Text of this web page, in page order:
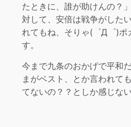
たときに、誰が助けんの？
対して、安倍は戦争がした
れてもね、そりゃ(゜Д゜)ポ
す。
今まで九条のおかげで平和
まがベスト、とか言われて
てないの？？としか感じない